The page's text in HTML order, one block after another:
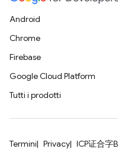
Android
Chrome
Firebase
Google Cloud Platform
Tutti i prodotti
Termini Privacy ICP证合